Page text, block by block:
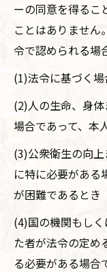
ーの同意を得るこ
ことはありません
令で認められる場
(1)法令に基づく場
(2)人の生命、身
場合であって、本
(3)公衆衛生の向
に特に必要がある
が困難であるとき
(4)国の機関もし
た者が法令の定め
る必要がある場合